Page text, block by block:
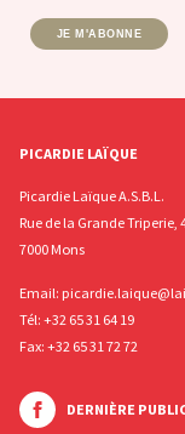
JE M'ABONNE
PICARDIE LAÏQUE
Picardie Laïque A.S.B.L.
Rue de la Grande Triperie,
7000 Mons
Email:
Tél: +32 65 31 64 19
Fax: +32 65 31 72 72
DERNIÈRE